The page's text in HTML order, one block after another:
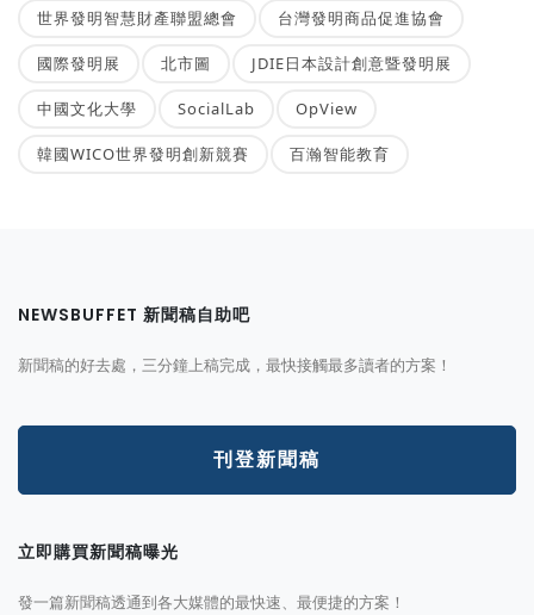
世界發明智慧財產聯盟總會 台灣發明商品促進協會
國際發明展 北市圖 JDIE日本設計創意暨發明展
中國文化大學 SocialLab OpView
韓國WICO世界發明創新競賽 百瀚智能教育
NEWSBUFFET 新聞稿自助吧
新聞稿的好去處，三分鐘上稿完成，最快接觸最多讀者的方案！
刊登新聞稿
立即購買新聞稿曝光
發一篇新聞稿透通到各大媒體的最快速、最便捷的方案！